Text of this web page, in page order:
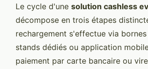
Le cycle d'une solution cashless
décompose en trois étapes
rechargement s'effectue via
stands dédiés ou application
paiement par carte bancaire ou